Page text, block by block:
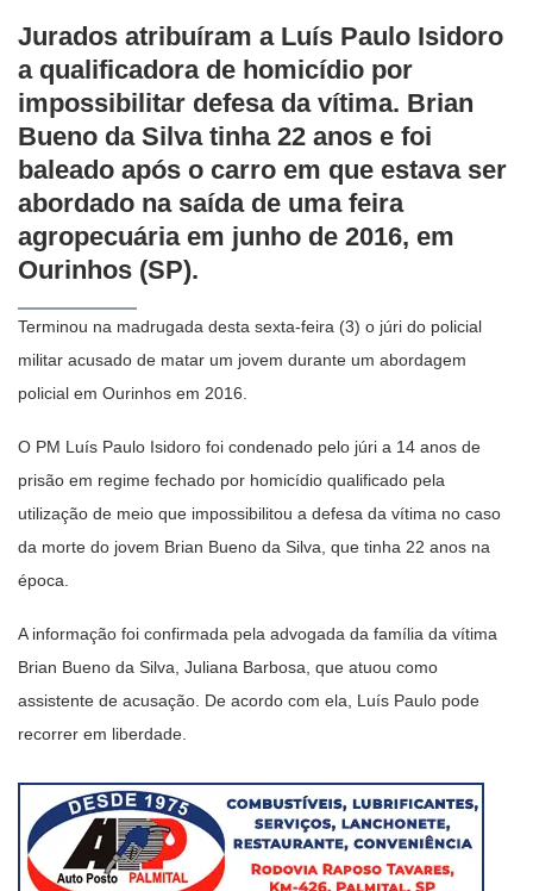
Jurados atribuíram a Luís Paulo Isidoro
a qualificadora de homicídio por
impossibilitar defesa da vítima. Brian
Bueno da Silva tinha 22 anos e foi
baleado após o carro em que estava ser
abordado na saída de uma feira
agropecuária em junho de 2016, em
Ourinhos (SP).
Terminou na madrugada desta sexta-feira (3) o júri do policial
militar acusado de matar um jovem durante um abordagem
policial em Ourinhos em 2016.
O PM Luís Paulo Isidoro foi condenado pelo júri a 14 anos de
prisão em regime fechado por homicídio qualificado pela
utilização de meio que impossibilitou a defesa da vítima no caso
da morte do jovem Brian Bueno da Silva, que tinha 22 anos na
época.
A informação foi confirmada pela advogada da família da vítima
Brian Bueno da Silva, Juliana Barbosa, que atuou como
assistente de acusação. De acordo com ela, Luís Paulo pode
recorrer em liberdade.